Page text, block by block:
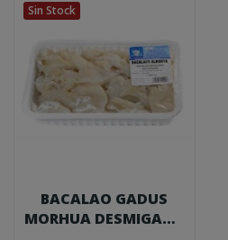
Sin Stock
BACALAO GADUS
MORHUA DESMIGADO